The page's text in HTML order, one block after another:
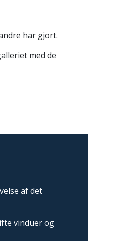
har gjort.
med de
af det
vinduer og